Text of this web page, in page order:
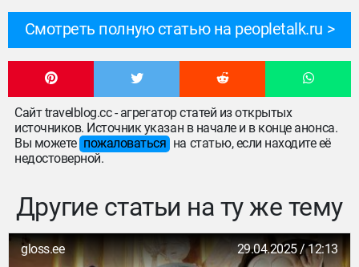
Смотреть полную статью на peopletalk.ru
Сайт travelblog.cc - агрегатор статей из открытых
источников. Источник указан в начале и в конце анонса.
Вы можете пожаловаться на статью, если находите её
недостоверной.
Другие статьи на ту же тему
gloss.ee 29.04.2025 / 12:13